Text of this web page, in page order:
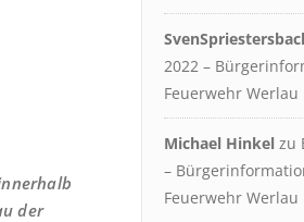
der
2022 –
Feuerwehr Werlau
Michael Hinkel zu
–
Feuerwehr Werlau